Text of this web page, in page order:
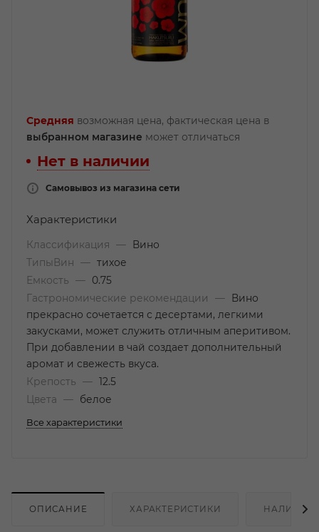
Средняя возможная цена, фактическая цена в
выбранном магазине может отличаться
Нет в наличии
Самовывоз из магазина сети
Характеристики
Классификация —
Вино
ТипыВин
— тихое
Емкость
—
0.75
Гастрономические рекомендации
—
Вино
прекрасно сочетается с десертами, легкими
закусками, может служить отличным аперитивом.
При добавлении в чай создает дополнительный
аромат и свежесть вкуса.
Крепость
— 12.5
Цвета
— белое
Все характеристики
ОПИСАНИЕ ХАРАКТЕРИСТИКИ НАЛИЧИЕ